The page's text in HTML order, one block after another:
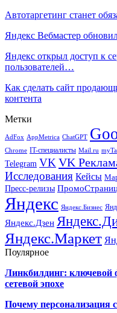
Автотаргетинг станет
Яндекс Вебмастер
Яндекс открыл доступ к
пользователей…
Как сделать сайт
контента
Метки
AdFox AppMetrica ChatGPT
Chrome IT-специалисты Mail.ru
Telegram VK VK
Исследования Кейсы
Пресс-релизы
Яндекс Яндекс.Бизнес
Яндекс.Дзен
Яндекс.Маркет
Поулярное
Линкбилдинг: ключевой
сетевой эпохе
Почему персонализация